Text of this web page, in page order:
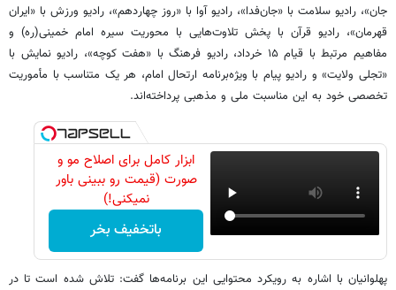
جان»، رادیو سلامت با «جان‌فدا»، رادیو آوا با «روز چهاردهم»، رادیو ورزش با «ایران
قهرمان»، رادیو قرآن با پخش تلاوت‌هایی با محوریت سیره امام خمینی(ره) و
مفاهیم مرتبط با قیام ۱۵ خرداد، رادیو فرهنگ با «هفت کوچه»، رادیو نمایش با
«تجلی ولایت» و رادیو پیام با ویژه‌برنامه ارتحال امام، هر یک متناسب با مأموریت
تخصصی خود به این مناسبت ملی و مذهبی پرداخته‌اند.
ابزار کامل برای اصلاح مو و
صورت (قیمت رو ببینی باور
نمیکنی!)
باتخفیف بخر
پهلوانیان با اشاره به رویکرد محتوایی این برنامه‌ها گفت: تلاش شده است تا در